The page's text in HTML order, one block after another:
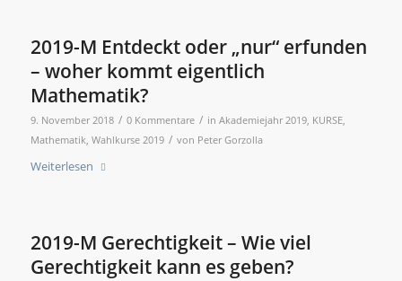
2019-M Entdeckt oder „nur“ erfunden
– woher kommt eigentlich
Mathematik?
9. November 2018 / 0 Kommentare / in Akademiejahr 2019, KURSE,
Mathematik, Wahlkurse 2019 / von Peter Gorzolla
Weiterlesen
2019-M Gerechtigkeit – Wie viel
Gerechtigkeit kann es geben?